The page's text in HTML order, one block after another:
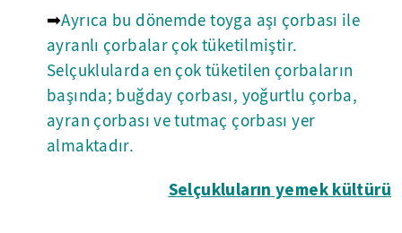
➡Ayrıca bu dönemde toyga aşı çorbası ile
ayranlı çorbalar çok tüketilmiştir.
Selçuklularda en çok tüketilen çorbaların
başında; buğday çorbası, yoğurtlu çorba,
ayran çorbası ve tutmaç çorbası yer
almaktadır.
Selçukluların yemek kültürü